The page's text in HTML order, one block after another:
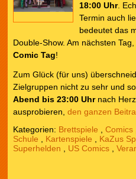
18:00 Uhr.
Termin auch
bedeutet das
Double-Show. Am nächsten
Comic Tag!
Zum Glück (für uns)
Zielgruppen nicht zu sehr und
Abend bis 23:00 Uhrnach
ausprobieren, den ganzen
Kategorien: Brettspiele Comics,
Schule
Kartenspiele KaZus
Superhelden
US Comics,